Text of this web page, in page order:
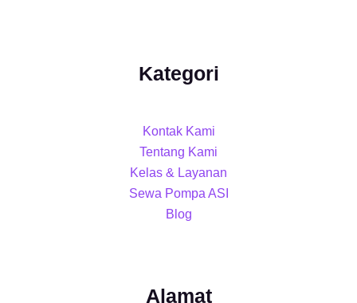
Kategori
Kontak Kami
Tentang Kami
Kelas & Layanan
Sewa Pompa ASI
Blog
Alamat